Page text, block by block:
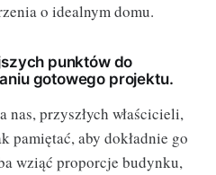
o idealnym domu.
punktów do
gotowego projektu.
przyszłych właścicieli,
pamiętać, aby dokładnie go
wziąć proporcje budynku,